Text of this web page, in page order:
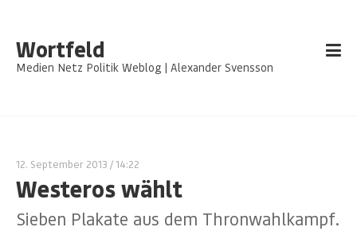
Wortfeld
Medien Netz Politik Weblog | Alexander Svensson
12. September 2013 / 14:22
Westeros wählt
Sieben Plakate aus dem Thronwahlkampf.